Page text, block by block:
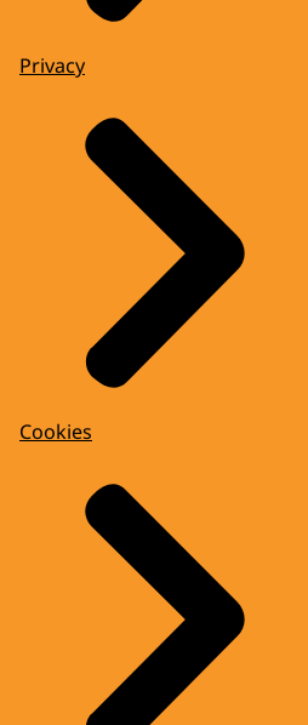
Privacy
Cookies